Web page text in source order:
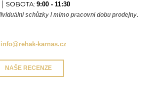
│ SOBOTA: 9:00 - 11:30
schůzky i mimo pracovní dobu prodejny.
info@rehak-karnas.cz
NAŠE RECENZE